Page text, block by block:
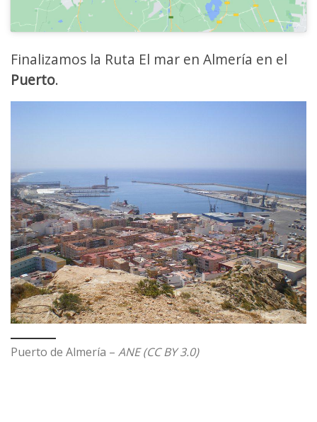
Finalizamos la Ruta El mar en Almería en el
Puerto.
Puerto de Almería – ANE (CC BY 3.0)